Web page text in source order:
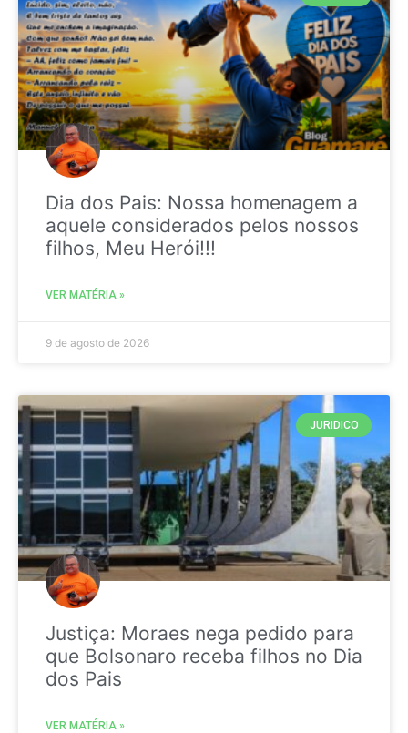
Dia dos Pais: Nossa homenagem a
aquele considerados pelos nossos
filhos, Meu Herói!!!
VER MATÉRIA »
9 de agosto de 2026
JURIDICO
Justiça: Moraes nega pedido para
que Bolsonaro receba filhos no Dia
dos Pais
VER MATÉRIA »